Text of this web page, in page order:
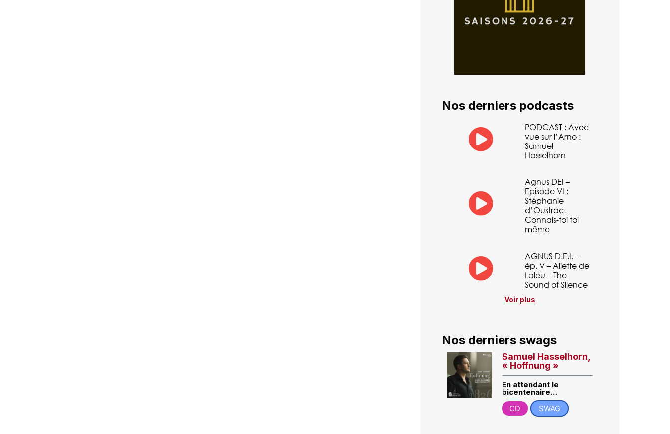
Nos derniers podcasts
PODCAST : Avec
vue sur l’Arno :
Samuel
Hasselhorn
Agnus DEI –
Episode VI :
Stéphanie
d’Oustrac –
Connais-toi toi
même
AGNUS D.E.I. –
ép. V – Aliette de
Laleu – The
Sound of Silence
Voir plus
Nos derniers swags
Samuel Hasselhorn,
« Hoffnung »
En attendant le
bicentenaire…
CD
SWAG